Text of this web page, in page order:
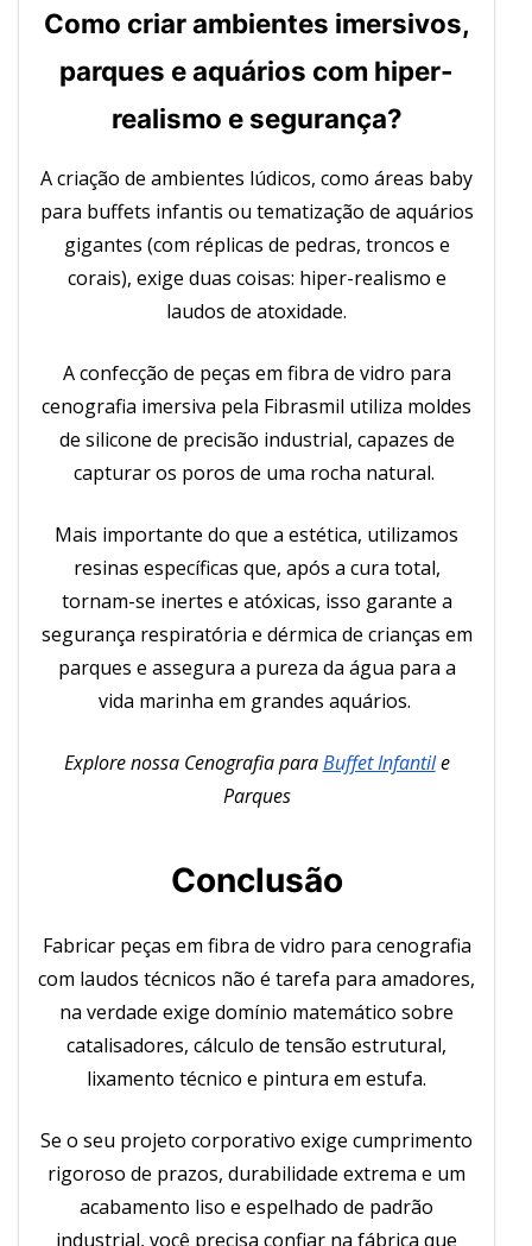
Como criar ambientes imersivos,
parques e aquários com hiper-
realismo e segurança?
A criação de ambientes lúdicos, como áreas baby
para buffets infantis ou tematização de aquários
gigantes (com réplicas de pedras, troncos e
corais), exige duas coisas: hiper-realismo e
laudos de atoxidade.
A confecção de peças em fibra de vidro para
cenografia imersiva pela Fibrasmil utiliza moldes
de silicone de precisão industrial, capazes de
capturar os poros de uma rocha natural.
Mais importante do que a estética, utilizamos
resinas específicas que, após a cura total,
tornam-se inertes e atóxicas, isso garante a
segurança respiratória e dérmica de crianças em
parques e assegura a pureza da água para a
vida marinha em grandes aquários.
Explore nossa Cenografia paraBuffet Infantile
Parques
Conclusão
Fabricar peças em fibra de vidro para cenografia
com laudos técnicos não é tarefa para amadores,
na verdade exige domínio matemático sobre
catalisadores, cálculo de tensão estrutural,
lixamento técnico e pintura em estufa.
Se o seu projeto corporativo exige cumprimento
rigoroso de prazos, durabilidade extrema e um
acabamento liso e espelhado de padrão
industrial, você precisa confiar na fábrica que